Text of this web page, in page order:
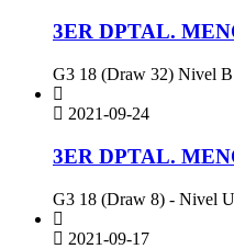
3ER DPTAL.
G3 18 (Draw 32) Nivel
2021-09-24
3ER DPTAL.
G3 18 (Draw 8) - Nivel
2021-09-17